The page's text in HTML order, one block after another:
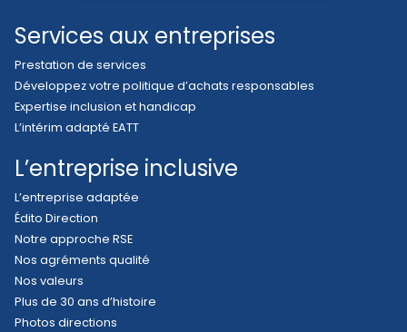
Services aux entreprises
Prestation de services
Développez votre politique d’achats responsables
Expertise inclusion et handicap
L’intérim adapté EATT
L’entreprise inclusive
L’entreprise adaptée
Édito Direction
Notre approche RSE
Nos agréments qualité
Nos valeurs
Plus de 30 ans d’histoire
Photos directions